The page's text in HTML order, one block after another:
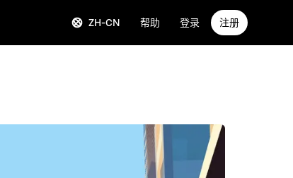
ZH-CN 帮助 登录 注册